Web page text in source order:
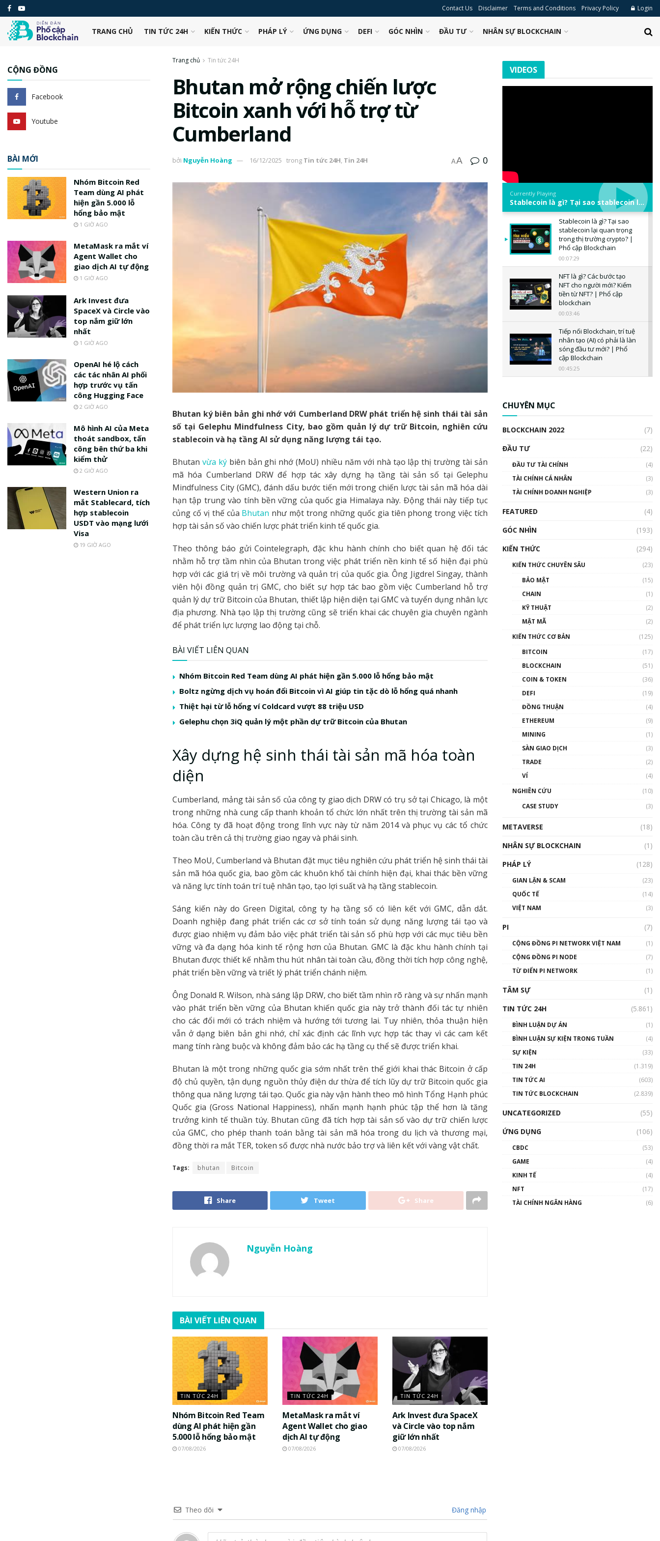
Contact Us Disclaimer Terms and Conditions Privacy Policy Login
TRANG CHỦ TIN TỨC 24H KIẾN THỨC PHÁP LÝ ỨNG DỤNG DEFI GÓC NHÌN ĐẦU TƯ NHÂN SỰ BLOCKCHAIN
Trang chủ Tin tức 24H
Bhutan mở rộng chiến lược
Bitcoin xanh với hỗ trợ từ
Cumberland
bởi Nguyễn Hoàng 16/12/2025 trong Tin tức 24H, Tin 24H AA 0
Bhutan ký biên bản ghi nhớ với Cumberland DRW phát triển hệ sinh thái tài sản
số tại Gelephu Mindfulness City, bao gồm quản lý dự trữ Bitcoin, nghiên cứu
stablecoin và hạ tầng AI sử dụng năng lượng tái tạo.
Bhutan vừa kýbiên bản ghi nhớ (MoU) nhiều năm với nhà tạo lập thị trường tài sản
mã hóa Cumberland DRW để hợp tác xây dựng hạ tầng tài sản số tại Gelephu
Mindfulness City (GMC), đánh dấu bước tiến mới trong chiến lược tài sản mã hóa dài
hạn tập trung vào tính bền vững của quốc gia Himalaya này. Động thái này tiếp tục
củng cố vị thế của Bhutan như một trong những quốc gia tiên phong trong việc tích
hợp tài sản số vào chiến lược phát triển kinh tế quốc gia.
Theo thông báo gửi Cointelegraph, đặc khu hành chính cho biết quan hệ đối tác
nhằm hỗ trợ tầm nhìn của Bhutan trong việc phát triển nền kinh tế số hiện đại phù
hợp với các giá trị về môi trường và quản trị của quốc gia. Ông Jigdrel Singay, thành
viên hội đồng quản trị GMC, cho biết sự hợp tác bao gồm việc Cumberland hỗ trợ
quản lý dự trữ Bitcoin của Bhutan, thiết lập hiện diện tại GMC và tuyển dụng nhân lực
địa phương. Nhà tạo lập thị trường cũng sẽ triển khai các chuyên gia chuyên ngành
để phát triển lực lượng lao động tại chỗ.
BÀI VIẾT LIÊN QUAN
Nhóm Bitcoin Red Team dùng AI phát hiện gần 5.000 lỗ hổng bảo mật
Boltz ngừng dịch vụ hoán đổi Bitcoin vì AI giúp tin tặc dò lỗ hổng quá nhanh
Thiệt hại từ lỗ hổng ví Coldcard vượt 88 triệu USD
Gelephu chọn 3iQ quản lý một phần dự trữ Bitcoin của Bhutan
Xây dựng hệ sinh thái tài sản mã hóa toàn
diện
Cumberland, mảng tài sản số của công ty giao dịch DRW có trụ sở tại Chicago, là một
trong những nhà cung cấp thanh khoản tổ chức lớn nhất trên thị trường tài sản mã
hóa. Công ty đã hoạt động trong lĩnh vực này từ năm 2014 và phục vụ các tổ chức
toàn cầu trên cả thị trường giao ngay và phái sinh.
Theo MoU, Cumberland và Bhutan đặt mục tiêu nghiên cứu phát triển hệ sinh thái tài
sản mã hóa quốc gia, bao gồm các khuôn khổ tài chính hiện đại, khai thác bền vững
và năng lực tính toán trí tuệ nhân tạo, tạo lợi suất và hạ tầng stablecoin.
Sáng kiến này do Green Digital, công ty hạ tầng số có liên kết với GMC, dẫn dắt.
Doanh nghiệp đang phát triển các cơ sở tính toán sử dụng năng lượng tái tạo và
được giao nhiệm vụ đảm bảo việc phát triển tài sản số phù hợp với các mục tiêu bền
vững và đa dạng hóa kinh tế rộng hơn của Bhutan. GMC là đặc khu hành chính tại
Bhutan được thiết kế nhằm thu hút nhân tài toàn cầu, đồng thời tích hợp công nghệ,
phát triển bền vững và triết lý phát triển chánh niệm.
Ông Donald R. Wilson, nhà sáng lập DRW, cho biết tầm nhìn rõ ràng và sự nhấn mạnh
vào phát triển bền vững của Bhutan khiến quốc gia này trở thành đối tác tự nhiên
cho các đổi mới có trách nhiệm và hướng tới tương lai. Tuy nhiên, thỏa thuận hiện
vẫn ở dạng biên bản ghi nhớ, chỉ xác định các lĩnh vực hợp tác thay vì các cam kết
mang tính ràng buộc và không đảm bảo các hạ tầng cụ thể sẽ được triển khai.
Bhutan là một trong những quốc gia sớm nhất trên thế giới khai thác Bitcoin ở cấp
độ chủ quyền, tận dụng nguồn thủy điện dư thừa để tích lũy dự trữ Bitcoin quốc gia
thông qua năng lượng tái tạo. Quốc gia này vận hành theo mô hình Tổng Hạnh phúc
Quốc gia (Gross National Happiness), nhấn mạnh hạnh phúc tập thể hơn là tăng
trưởng kinh tế thuần túy. Bhutan cũng đã tích hợp tài sản số vào dự trữ chiến lược
của GMC, cho phép thanh toán bằng tài sản mã hóa trong du lịch và thương mại,
đồng thời ra mắt TER, token số được nhà nước bảo trợ và liên kết với vàng vật chất.
Tags: bhutan Bitcoin
Share Tweet Share
Nguyễn Hoàng
BÀI VIẾT LIÊN QUAN
TIN TỨC 24H
Nhóm Bitcoin Red Team
dùng AI phát hiện gần
5.000 lỗ hổng bảo mật
07/08/2026
TIN TỨC 24H
MetaMask ra mắt ví
Agent Wallet cho giao
dịch AI tự động
07/08/2026
TIN TỨC 24H
Ark Invest đưa SpaceX
và Circle vào top nắm
giữ lớn nhất
07/08/2026
Theo dõi Đăng nhập
CỘNG ĐỒNG
Facebook
Youtube
BÀI MỚI
Nhóm Bitcoin Red
Team dùng AI phát
hiện gần 5.000 lỗ
hổng bảo mật
1 GIỜ AGO
MetaMask ra mắt ví
Agent Wallet cho
giao dịch AI tự động
1 GIỜ AGO
Ark Invest đưa
SpaceX và Circle vào
top nắm giữ lớn
nhất
1 GIỜ AGO
OpenAI hé lộ cách
các tác nhân AI phối
hợp trước vụ tấn
công Hugging Face
2 GIỜ AGO
Mô hình AI của Meta
thoát sandbox, tấn
công bên thứ ba khi
kiểm thử
2 GIỜ AGO
Western Union ra
mắt Stablecard, tích
hợp stablecoin
USDT vào mạng lưới
Visa
19 GIỜ AGO
VIDEOS
Currently Playing
Stablecoin là gì? Tại sao stablecoin lại quan trọng trong thị trường crypto? | Phổ cập Blockchain
Stablecoin là gì? Tại sao
stablecoin lại quan trọng
trong thị trường crypto? |
Phổ cập Blockchain
00:07:29
NFT là gì? Các bước tạo
NFT cho người mới? Kiếm
tiền từ NFT? | Phổ cập
blockchain
00:03:46
Tiếp nối Blockchain, trí tuệ
nhân tạo (AI) có phải là làn
sóng đầu tư mới? | Phổ
cập Blockchain
00:45:25
uptrend trong năm 2023? |
Phổ cập Blockchain
00:02:14
Nhìn lại năm 2022: Những
nhân vật ảnh hưởng nhất
hệ sinh thái tiền mã hoá |
Blockchain
Nhân sự tương lại ngành
Blockchain Việt Nam | Phổ
cập Blockchain
Blockchain đang được ứng
01:34:46
01:32:59
Talkshow17: Mùa đông
Crypto – Chiếc khăn gió ấm
01:49:30
Talkshow 14: MemeCoin –
CHUYÊN MỤC
BLOCKCHAIN 2022
(7)
ĐẦU TƯ
(22)
ĐẦU TƯ TÀI CHÍNH
(4)
TÀI CHÍNH CÁ NHÂN
(3)
TÀI CHÍNH DOANH NGHIỆP
(3)
FEATURED
(4)
GÓC NHÌN
(193)
KIẾN THỨC
(294)
KIẾN THỨC CHUYÊN SÂU
(23)
BẢO MẬT
(15)
CHAIN
(1)
KỸ THUẬT
(2)
MẬT MÃ
(2)
KIẾN THỨC CƠ BẢN
(125)
BITCOIN
(17)
BLOCKCHAIN
(51)
COIN & TOKEN
(36)
DEFI
(19)
ĐỒNG THUẬN
(4)
ETHEREUM
(9)
MINING
(1)
SÀN GIAO DỊCH
(3)
TRADE
(2)
VÍ
(4)
NGHIÊN CỨU
(10)
CASE STUDY
(3)
METAVERSE
(18)
NHÂN SỰ BLOCKCHAIN
(1)
PHÁP LÝ
(128)
GIAN LẬN & SCAM
(23)
QUỐC TẾ
(14)
VIỆT NAM
(3)
PI (7)
CỘNG ĐỒNG PI NETWORK VIỆT NAM
(1)
CỘNG ĐỒNG PI NODE
(7)
TỪ ĐIỂN PI NETWORK
(1)
TÂM SỰ
(1)
TIN TỨC 24H
(5.861)
BÌNH LUẬN DỰ ÁN
(1)
BÌNH LUẬN SỰ KIỆN TRONG TUẦN
(4)
SỰ KIỆN
(33)
TIN 24H
(1.319)
TIN TỨC AI
(603)
TIN TỨC BLOCKCHAIN
(2.839)
UNCATEGORIZED
(55)
ỨNG DỤNG
(106)
CBDC
(53)
GAME
(4)
KINH TẾ
(4)
NFT
(17)
TÀI CHÍNH NGÂN HÀNG
(6)